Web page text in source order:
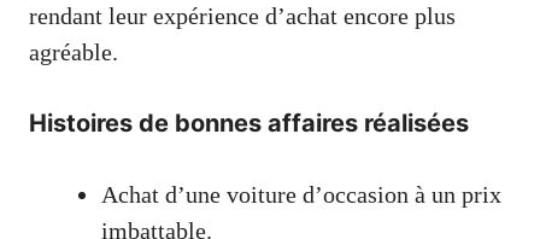
rendant leur expérience d’achat encore plus
agréable.
Histoires de bonnes affaires réalisées
Achat d’une voiture d’occasion à un prix
imbattable.